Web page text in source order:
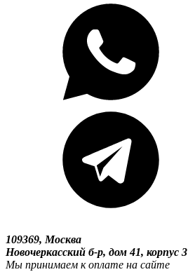
109369, Москва
Новочеркасский б-р, дом 41, корпус 3
Мы принимаем к оплате на сайте